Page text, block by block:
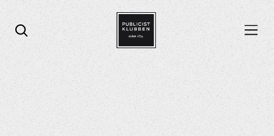
Öppna sök
Öppna menyn